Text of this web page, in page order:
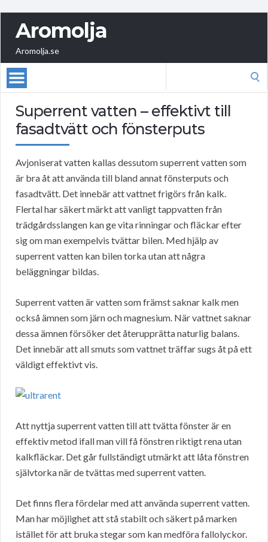
Aromolja
Aromolja.se
Superrent vatten – effektivt till
fasadtvätt och fönsterputs
Avjoniserat vatten kallas dessutom superrent vatten som
är bra åt att använda till bland annat fönsterputs och
fasadtvätt. Det innebär att vattnet frigörs från kalk.
Flertal har säkert märkt att vanligt tappvatten från
trädgårdsslangen kan ge vita rinningar och fläckar efter
sig om man exempelvis tvättar bilen. Med hjälp av
superrent vatten kan bilen torka utan att några
beläggningar bildas.
Superrent vatten är vatten som främst saknar kalk men
också ämnen som järn och magnesium. När vattnet saknar
dessa ämnen försöker det återupprätta naturlig balans.
Det innebär att all smuts som vattnet träffar sugs åt på ett
väldigt effektivt vis.
Att nyttja superrent vatten till att tvätta fönster är en
effektiv metod ifall man vill få fönstren riktigt rena utan
kalkfläckar. Det går fullständigt utmärkt att låta fönstren
självtorka när de tvättas med superrent vatten.
Det finns flera fördelar med att använda superrent vatten.
Man har möjlighet att stå stabilt och säkert på marken
istället för att bruka stegar som kan medföra fallolyckor.